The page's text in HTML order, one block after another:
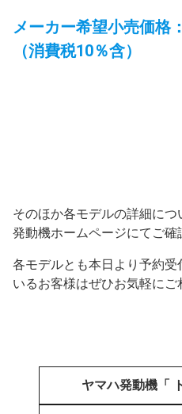
メーカー希望小売価
（消費税10％含）
そのほか各モデルの詳細に
発動機ホームページにてご確
各モデルとも本日より予約
いるお客様はぜひお気軽にご
ヤマハ発動機「